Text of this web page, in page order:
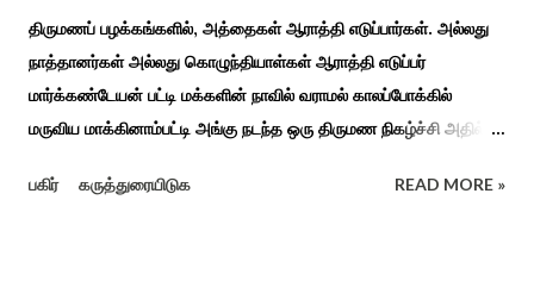
திருமணப் பழக்கங்களில், அத்தைகள் ஆராத்தி எடுப்பார்கள். அல்லது
நாத்தானர்கள் அல்லது கொழுந்தியாள்கள் ஆராத்தி எடுப்பர்
மார்க்கண்டேயன் பட்டி மக்களின் நாவில் வராமல் காலப்போக்கில்
மருவிய மாக்கினாம்பட்டி அங்கு நடந்த ஒரு திருமண நிகழ்ச்சி அதில்
ஆராத்தியெடுத்த கொழுந்தியாள்கள் பாடிய ஆராத்தி பாட்டு ஒன்று 30
பகிர் கருத்துரையிடுக READ MORE »